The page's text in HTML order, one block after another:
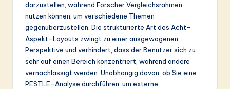
darzustellen, während Forscher Vergleichsrahmen
nutzen können, um verschiedene Themen
gegenüberzustellen. Die strukturierte Art des Acht-
Aspekt-Layouts zwingt zu einer ausgewogenen
Perspektive und verhindert, dass der Benutzer sich zu
sehr auf einen Bereich konzentriert, während andere
vernachlässigt werden. Unabhängig davon, ob Sie eine
PESTLE-Analyse durchführen, um externe